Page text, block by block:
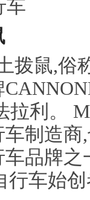
拨鼠,俗
拉利。
制造
品牌
行车始